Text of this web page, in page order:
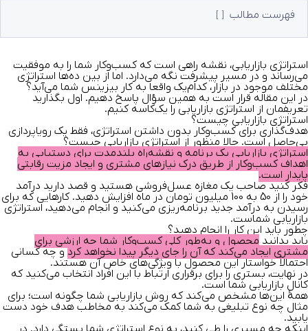
فهرست مطالب
استراتژی بازاریابی، نقشه راهی است که کسب‌وکار شما را به موفقیت
می‌رساند و در مسیر پیشرفت نگه می‌دارد. اما از بین ده‌ها استراتژی
مختلف موجود در بازار، کدام‌یک واقعا به کار بیزینس شما می‌آید؟
در این مقاله قرار است به همین سؤال پاسخ دهیم. اول بگذارید
تعریفمان از استراتژی بازاریابی را یک‌کاسه کنیم.
استراتژی بازاریابی چیست؟
هدف‌گذاری برای کسب‌وکار بدون داشتن استراتژی، فقط یک رویا‌پردازی
بی‌حاصل است. حالا منظور از استراتژی بازاریابی چیست؟
استراتژی بازاریابی یک برنامه و نقشه‌راه بلندمدت برای دستیابی به
اهداف کسب‌و‌کار از طریق درک نیازهای مشتری و ایجاد مزیت رقابتی
پایدار است.
فکر کنید صاحب یک مغازه عسل‌فروشی هستید و قصد دارید درآمد
خود را از 50 به 100 میلیون تومان در ماه افزایش دهید. کارهایی که برای
رسیدن به درآمد جدید برنامه‌ریزی می‌کنید و انجام می‌دهید، استراتژی
بازاریابی شماست.
چطور باید این کار را انجام دهید؟
باید بدانید محصول و به‌طور کلی کسب‌وکار شما چه ارزشی برای
مشتری ایجاد می‌کند که آن را جای دیگر پیدا نخواهد کردو چه کسانی
احتمالاً خواستار این محصول با ویژگی‌های خاص آن هستند.
در نهایت، بستری را برای برقراری ارتباط با این افراد انتخاب می‌کنید که
کانال بازاریابی شما است.
همۀ این‌ها مشخص می‌کند که روش بازاریابی شما چگونه است؛ برای
مثال چه نوع تبلیغی به شما کمک می‌کند به مخاطب هدف خود دست
یابید.